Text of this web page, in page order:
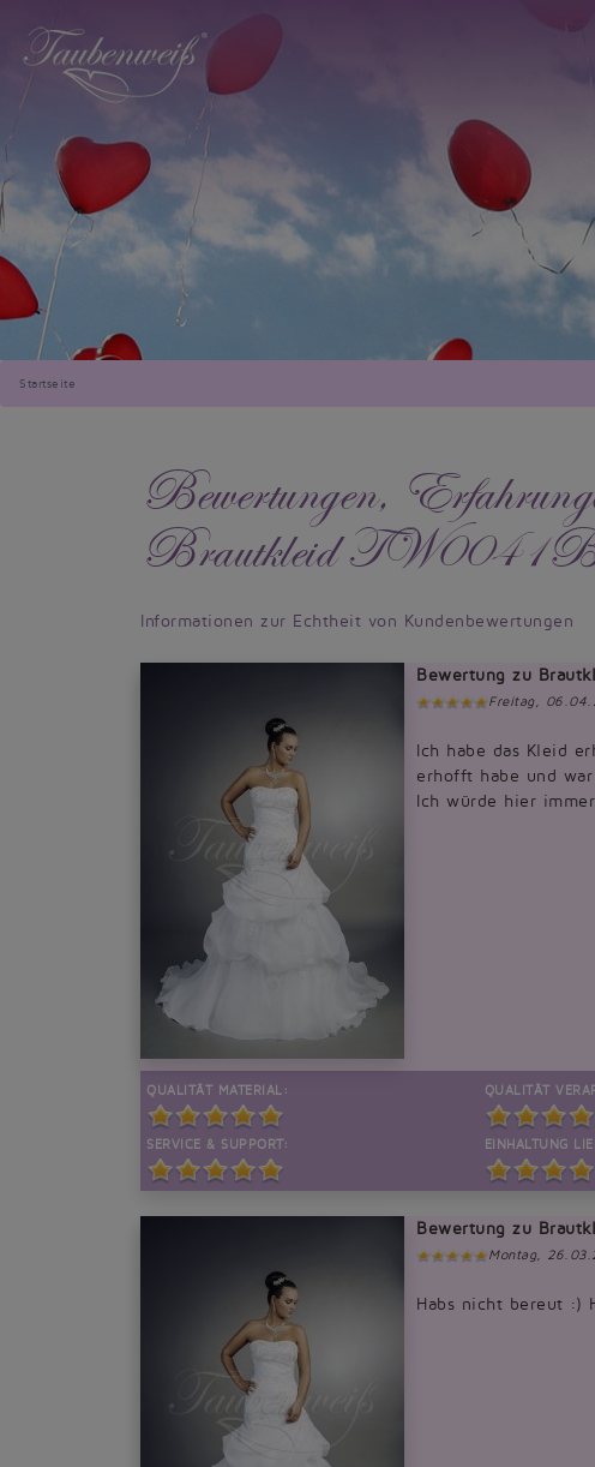
Startseite
Bewertungen,
Brautkleid
Informationen zur Echtheit von Kundenbewertungen
Bewertung zu
Freitag,
Ich habe das Kleid
erhofft habe und
Ich würde hier
QUALITÄT MATERIAL: QUALITÄT
SERVICE & SUPPORT: EINHALTUNG
Bewertung zu
Montag,
Habs nicht bereut :)